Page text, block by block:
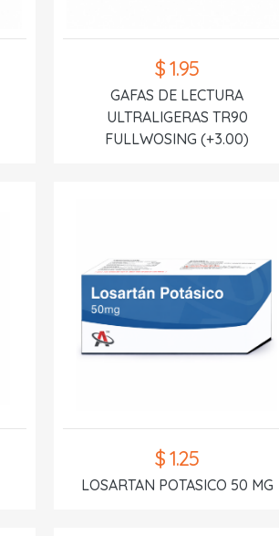
$ 1.95
GAFAS DE LECTURA
ULTRALIGERAS TR90
FULLWOSING (+3.00)
$ 1.25
LOSARTAN POTASICO 50 MG